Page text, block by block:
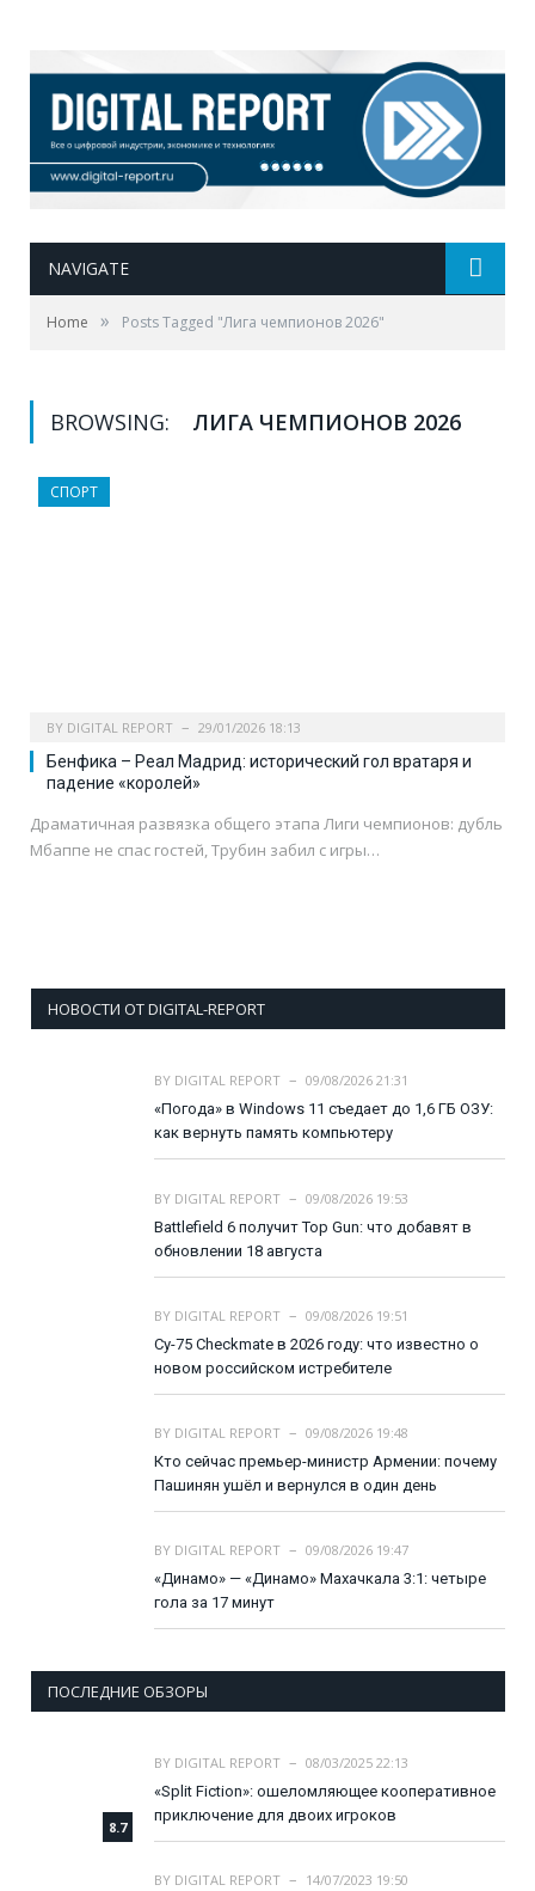
NAVIGATE
Home » Posts Tagged "Лига чемпионов 2026"
BROWSING: ЛИГА ЧЕМПИОНОВ 2026
СПОРТ
BY DIGITAL REPORT 29/01/2026 18:13
Бенфика – Реал Мадрид: исторический гол вратаря и
падение «королей»
Драматичная развязка общего этапа Лиги чемпионов: дубль
Мбаппе не спас гостей, Трубин забил с игры…
НОВОСТИ ОТ DIGITAL-REPORT
BY DIGITAL REPORT
09/08/2026 21:31
«Погода» в Windows 11 съедает до 1,6 ГБ ОЗУ:
как вернуть память компьютеру
BY DIGITAL REPORT
09/08/2026 19:53
Battlefield 6 получит Top Gun: что добавят в
обновлении 18 августа
BY DIGITAL REPORT
09/08/2026 19:51
Су-75 Checkmate в 2026 году: что известно о
новом российском истребителе
BY DIGITAL REPORT
09/08/2026 19:48
Кто сейчас премьер-министр Армении: почему
Пашинян ушёл и вернулся в один день
BY DIGITAL REPORT
09/08/2026 19:47
«Динамо» — «Динамо» Махачкала 3:1: четыре
гола за 17 минут
ПОСЛЕДНИЕ ОБЗОРЫ
8.7
BY DIGITAL REPORT
08/03/2025 22:13
«Split Fiction»: ошеломляющее кооперативное
приключение для двоих игроков
BY DIGITAL REPORT
14/07/2023 19:50